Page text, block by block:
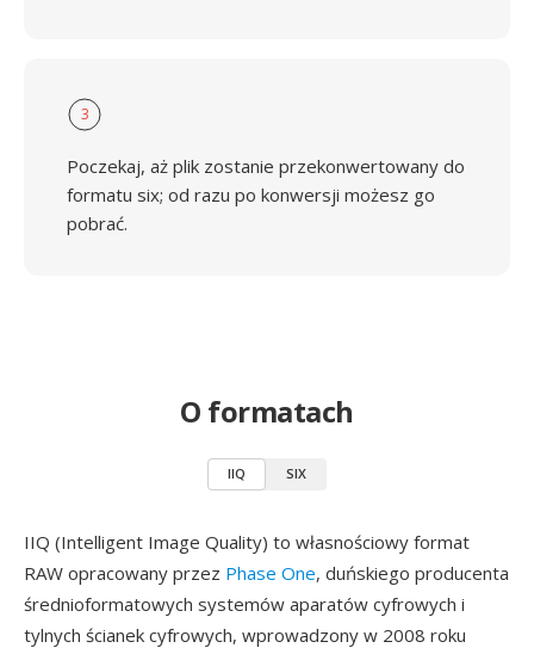
3
Poczekaj, aż plik zostanie przekonwertowany do
formatu six; od razu po konwersji możesz go
pobrać.
O formatach
IIQ SIX
IIQ (Intelligent Image Quality) to własnościowy format
RAW opracowany przez Phase One, duńskiego producenta
średnioformatowych systemów aparatów cyfrowych i
tylnych ścianek cyfrowych, wprowadzony w 2008 roku